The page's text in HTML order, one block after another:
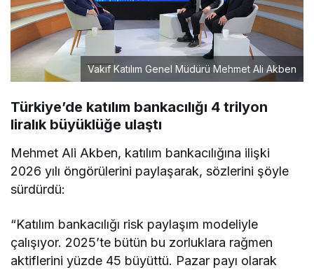
Vakıf Katılım Genel Müdürü Mehmet Ali Akben
Türkiye’de katılım bankacılığı 4 trilyon
liralık büyüklüğe ulaştı
Mehmet Ali Akben, katılım bankacılığına ilişki
2026 yılı öngörülerini paylaşarak, sözlerini şöyle
sürdürdü:
“Katılım bankacılığı risk paylaşım modeliyle
çalışıyor. 2025’te bütün bu zorluklara rağmen
aktiflerini yüzde 45 büyüttü. Pazar payı olarak